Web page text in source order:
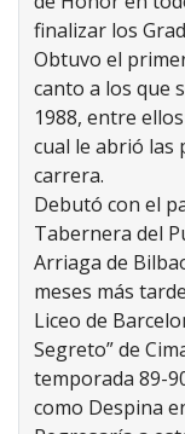
finalizar los
Obtuvo el
canto a los que
1988, entre
cual le abrió las
carrera.
Debutó con el
Tabernera del
Arriaga de
meses más
Liceo de
Segreto” de
temporada 89-
como Despina